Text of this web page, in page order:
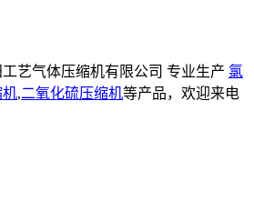
艺气体压缩机有限公司 专业生产 氯
机,二氧化硫压缩机等产品，欢迎来电